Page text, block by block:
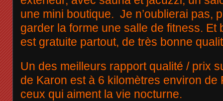
une mini boutique. Je n’oublierai pas,
garder la forme une salle de fitness. Et
est gratuite partout, de très bonne
Un des meilleurs rapport qualité / prix
de Karon est à 6 kilomètres environ de
ceux qui aiment la vie nocturne.